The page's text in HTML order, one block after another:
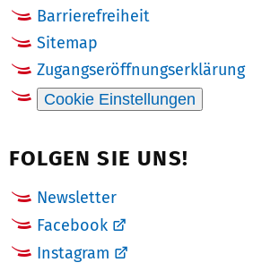
Barrierefreiheit
Sitemap
Zugangseröffnungserklärung
Cookie Einstellungen
FOLGEN SIE UNS!
Newsletter
Facebook
Instagram